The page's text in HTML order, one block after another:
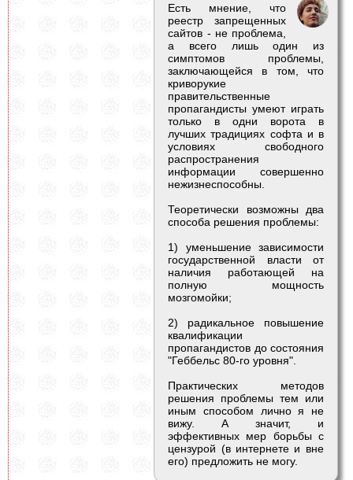
Есть мнение, что
реестр запрещенных
сайтов - не проблема,
а всего лишь один из
симптомов проблемы,
заключающейся в том, что
криворукие
правительственные
пропагандисты умеют играть
только в одни ворота в
лучших традициях софта и в
условиях свободного
распространения
информации совершенно
нежизнеспособны.
Теоретически возможны два
способа решения проблемы:
1) уменьшение зависимости
государственной власти от
наличия работающей на
полную мощность
мозгомойки;
2) радикальное повышение
квалификации
пропагандистов до состояния
"Геббельс 80-го уровня".
Практических методов
решения проблемы тем или
иным способом лично я не
вижу. А значит, и
эффективных мер борьбы с
цензурой (в интернете и вне
его) предложить не могу.